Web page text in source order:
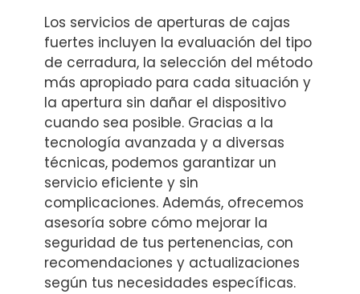
Los servicios de aperturas de cajas
fuertes incluyen la evaluación del tipo
de cerradura, la selección del método
más apropiado para cada situación y
la apertura sin dañar el dispositivo
cuando sea posible. Gracias a la
tecnología avanzada y a diversas
técnicas, podemos garantizar un
servicio eficiente y sin
complicaciones. Además, ofrecemos
asesoría sobre cómo mejorar la
seguridad de tus pertenencias, con
recomendaciones y actualizaciones
según tus necesidades específicas.